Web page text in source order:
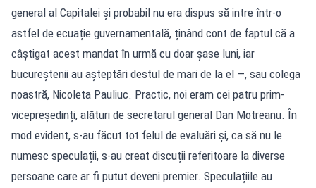
general al Capitalei și probabil nu era dispus să intre într-o
astfel de ecuație guvernamentală, ținând cont de faptul că a
câștigat acest mandat în urmă cu doar șase luni, iar
bucureștenii au așteptări destul de mari de la el —, sau colega
noastră, Nicoleta Pauliuc. Practic, noi eram cei patru prim-
vicepreședinți, alături de secretarul general Dan Motreanu. În
mod evident, s-au făcut tot felul de evaluări și, ca să nu le
numesc speculații, s-au creat discuții referitoare la diverse
persoane care ar fi putut deveni premier. Speculațiile au